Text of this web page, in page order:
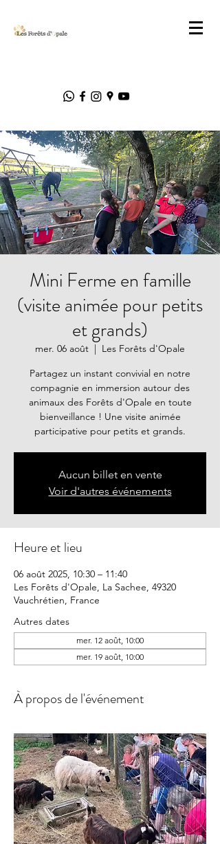
Mini Ferme en famille
(visite animée pour petits
et grands)
mer. 06 août
  |
Les Forêts d'Opale
Partagez un instant convivial en notre
compagnie en immersion autour des
animaux des Forêts d'Opale en toute
bienveillance ! Une visite animée
participative pour petits et grands.
Aucun billet en vente
Voir d'autres événements
Heure et lieu
06 août 2025, 10:30 – 11:40
Les Forêts d'Opale, La Sachee, 49320
Vauchrétien, France
Autres dates
mer. 12 août, 10:00
mer. 19 août, 10:00
À propos de l'événement